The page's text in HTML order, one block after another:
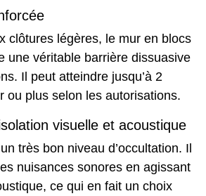
clôtures légères, le mur en blocs
une véritable barrière dissuasive
Il peut atteindre jusqu’à 2
ou plus selon les autorisations.
visuelle et acoustique
très bon niveau d’occultation. Il
nuisances sonores en agissant
ce qui en fait un choix